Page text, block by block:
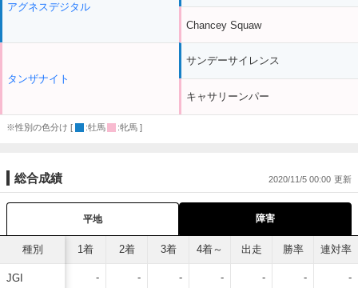
アグネスデジタル
タンザナイト
Chancey Squaw
サンデーサイレンス
キャサリーンパー
※性別の色分け [ :牡馬 :牝馬 ]
総合成績 2020/11/5 00:00
平地 障害
種別
JGI
1着 2着 3着 4着～ 出走 勝率 連対率
- - - - - - -